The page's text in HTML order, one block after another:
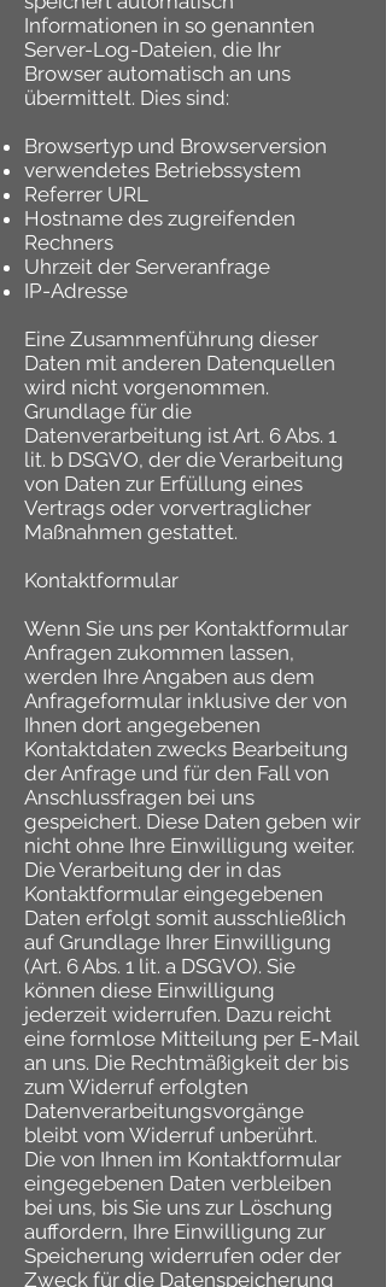
Informationen in so genannten
Server-Log-Dateien, die Ihr
Browser automatisch an uns
übermittelt. Dies sind:
Browsertyp und Browserversion
verwendetes Betriebssystem
Referrer URL
Hostname des zugreifenden
Rechners
Uhrzeit der Serveranfrage
IP-Adresse
Eine Zusammenführung dieser
Daten mit anderen Datenquellen
wird nicht vorgenommen.
Grundlage für die
Datenverarbeitung ist Art. 6 Abs. 1
lit. b DSGVO, der die Verarbeitung
von Daten zur Erfüllung eines
Vertrags oder vorvertraglicher
Maßnahmen gestattet.
Kontaktformular
Wenn Sie uns per Kontaktformular
Anfragen zukommen lassen,
werden Ihre Angaben aus dem
Anfrageformular inklusive der von
Ihnen dort angegebenen
Kontaktdaten zwecks Bearbeitung
der Anfrage und für den Fall von
Anschlussfragen bei uns
gespeichert. Diese Daten geben wir
nicht ohne Ihre Einwilligung weiter.
Die Verarbeitung der in das
Kontaktformular eingegebenen
Daten erfolgt somit ausschließlich
auf Grundlage Ihrer Einwilligung
(Art. 6 Abs. 1 lit. a DSGVO). Sie
können diese Einwilligung
jederzeit widerrufen. Dazu reicht
eine formlose Mitteilung per E-Mail
an uns. Die Rechtmäßigkeit der bis
zum Widerruf erfolgten
Datenverarbeitungsvorgänge
bleibt vom Widerruf unberührt.
Die von Ihnen im Kontaktformular
eingegebenen Daten verbleiben
bei uns, bis Sie uns zur Löschung
auffordern, Ihre Einwilligung zur
Speicherung widerrufen oder der
Zweck für die Datenspeicherung